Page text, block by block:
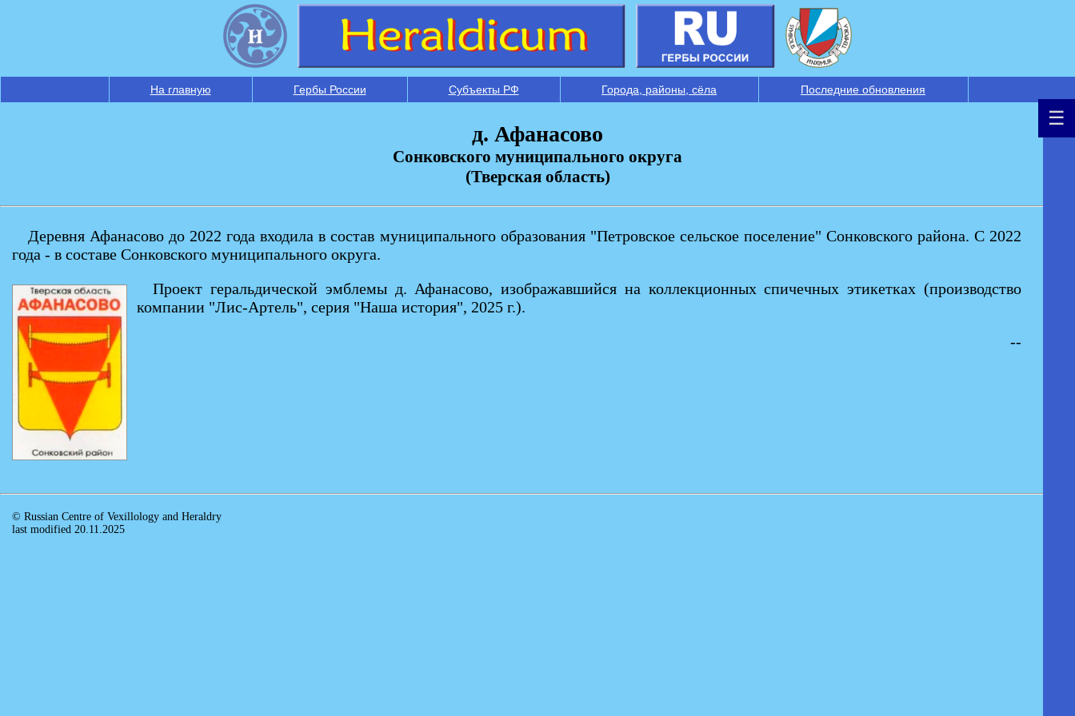
На главную Гербы России Субъекты РФ Города, районы, сёла Последние обновления
д. Афанасово
Сонковского муниципального округа
(Тверская область)
Деревня Афанасово до 2022 года входила в состав муниципального образования "Петровское сельское поселение" Сонковского района. С 2022
года - в составе Сонковского муниципального округа.
Проект геральдической эмблемы д. Афанасово, изображавшийся на коллекционных спичечных этикетках (производство
компании "Лис-Артель", серия "Наша история", 2025 г.).
--
© Russian Centre of Vexillology and Heraldry
last modified 20.11.2025